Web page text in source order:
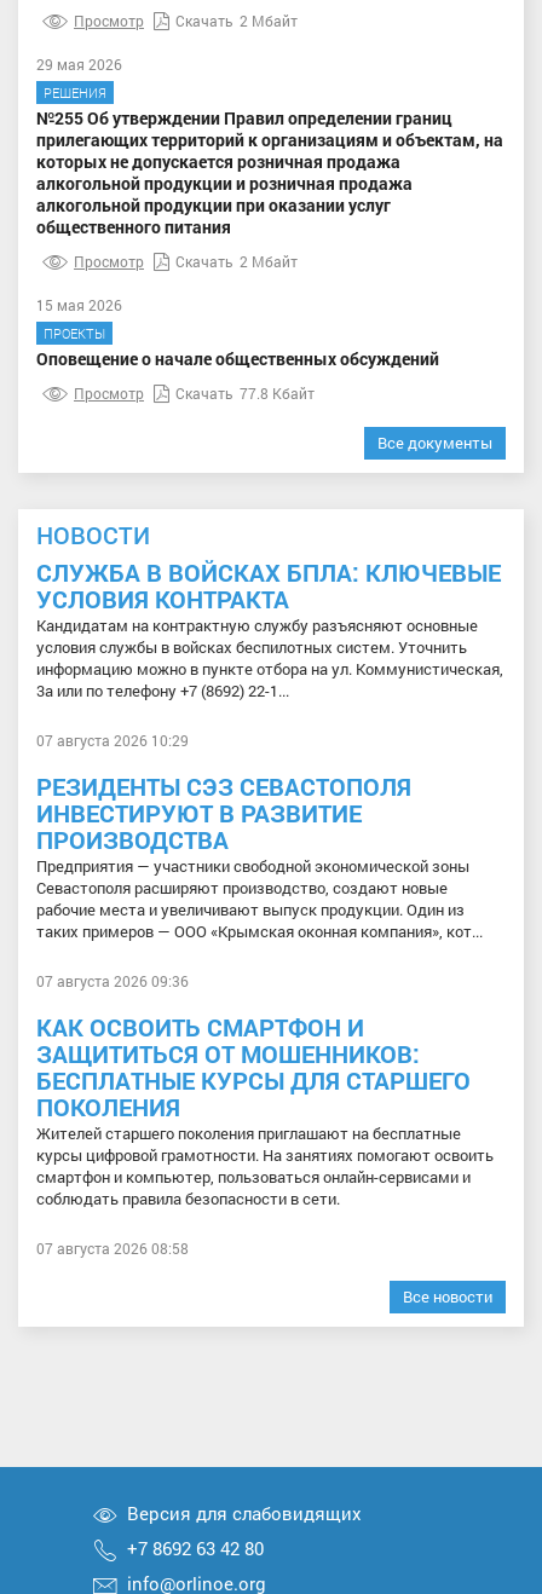
Просмотр Скачать 2 Мбайт
29 мая 2026
РЕШЕНИЯ
№255 Об утверждении Правил определении границ
прилегающих территорий к организациям и объектам, на
которых не допускается розничная продажа
алкогольной продукции и розничная продажа
алкогольной продукции при оказании услуг
общественного питания
Просмотр Скачать 2 Мбайт
15 мая 2026
ПРОЕКТЫ
Оповещение о начале общественных обсуждений
Просмотр Скачать 77.8 Кбайт
Все документы
НОВОСТИ
СЛУЖБА В ВОЙСКАХ БПЛА: КЛЮЧЕВЫЕ
УСЛОВИЯ КОНТРАКТА
Кандидатам на контрактную службу разъясняют основные
условия службы в войсках беспилотных систем. Уточнить
информацию можно в пункте отбора на ул. Коммунистическая,
3а или по телефону +7 (8692) 22-1...
07 августа 2026 10:29
РЕЗИДЕНТЫ СЭЗ СЕВАСТОПОЛЯ
ИНВЕСТИРУЮТ В РАЗВИТИЕ
ПРОИЗВОДСТВА
Предприятия — участники свободной экономической зоны
Севастополя расширяют производство, создают новые
рабочие места и увеличивают выпуск продукции. Один из
таких примеров — ООО «Крымская оконная компания», кот...
07 августа 2026 09:36
КАК ОСВОИТЬ СМАРТФОН И
ЗАЩИТИТЬСЯ ОТ МОШЕННИКОВ:
БЕСПЛАТНЫЕ КУРСЫ ДЛЯ СТАРШЕГО
ПОКОЛЕНИЯ
Жителей старшего поколения приглашают на бесплатные
курсы цифровой грамотности. На занятиях помогают освоить
смартфон и компьютер, пользоваться онлайн-сервисами и
соблюдать правила безопасности в сети.
07 августа 2026 08:58
Все новости
Версия для слабовидящих
+7 8692 63 42 80
info@orlinoe.org